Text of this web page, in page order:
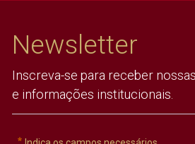
Newsletter
Inscreva-se para receber
e informações institucionais.